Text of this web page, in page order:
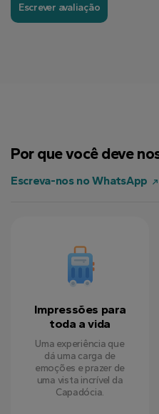
Escrever avaliação
Por que você deve
Escreva-nos no WhatsApp
Impressões para
toda a vida
Uma experiência que
dá uma carga de
emoções e prazer de
uma vista incrível da
Capadócia.